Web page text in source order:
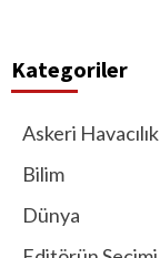
Kategoriler
Askeri Havacılık
Bilim
Dünya